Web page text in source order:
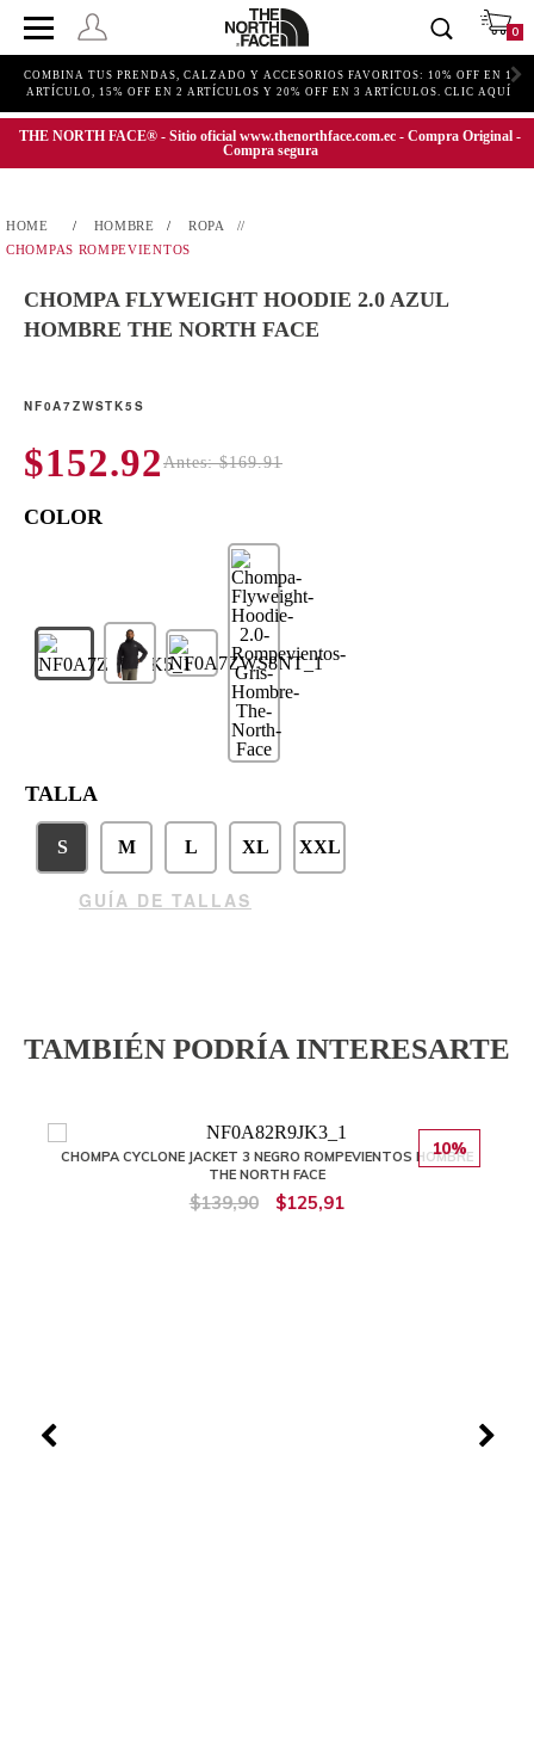
0
COMBINA TUS PRENDAS, CALZADO Y ACCESORIOS FAVORITOS: 10% OFF EN 1
ARTÍCULO, 15% OFF EN 2 ARTÍCULOS Y 20% OFF EN 3 ARTÍCULOS. CLIC AQUÍ
THE NORTH FACE® - Sitio oficial www.thenorthface.com.ec - Compra Original -
Compra segura
HOMBRE
ROPA
CHOMPAS ROMPEVIENTOS
CHOMPA FLYWEIGHT HOODIE 2.0 AZUL
HOMBRE THE NORTH FACE
NF0A7ZWSTK5S
$152.92 Antes: $169.91
TALLA
S M L XL XXL
GUÍA DE TALLAS
TAMBIÉN PODRÍA INTERESARTE
10%
CHOMPA CYCLONE JACKET 3 NEGRO ROMPEVIENTOS HOMBRE
THE NORTH FACE
$139,90 $125,91